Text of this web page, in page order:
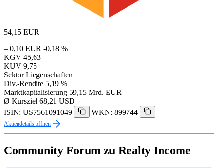
54,15 EUR
– 0,10 EUR -0,18 %
KGV 45,63
KUV 9,75
Sektor Liegenschaften
Div.-Rendite 5,19 %
Marktkapitalisierung 59,15 Mrd. EUR
Ø Kursziel 68,21 USD
ISIN: US7561091049
WKN: 899744
Aktiendetails öffnen
Community Forum zu Realty Income